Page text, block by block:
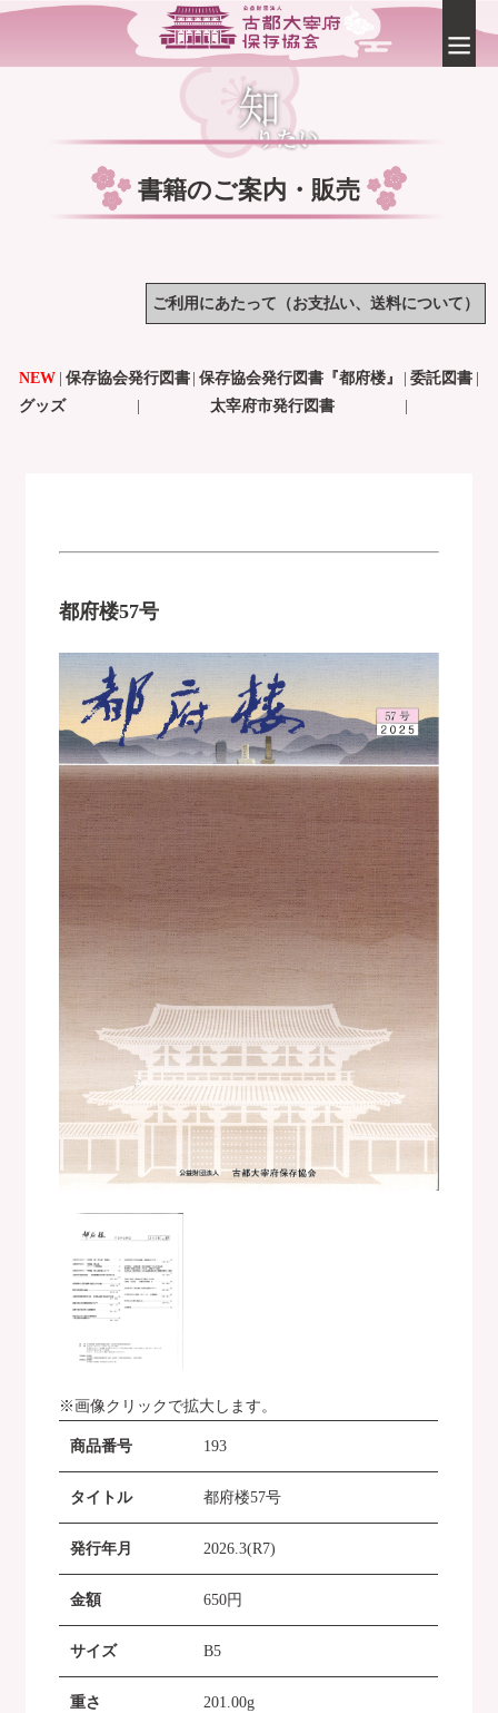
書籍のご案内・販売
ご利用にあたって（お支払い、送料について）
NEW 保存協会発行図書 保存協会発行図書『都府楼』 委託図書
グッズ
太宰府市発行図書
都府楼57号
※画像クリックで拡大します。
商品番号 193
タイトル 都府楼57号
発行年月 2026.3(R7)
金額 650円
サイズ B5
重さ 201.00g